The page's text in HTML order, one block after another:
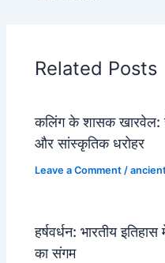
Related Posts
कलिंग के शासक खारवेल:
और सांस्कृतिक धरोहर
Leave a Comment /
हर्षवर्धन: भारतीय
का संगम